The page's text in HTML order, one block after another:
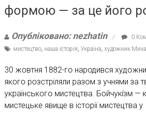
формою — за це його
Опубліковано: nezhatin
0
мистецтво, наша історія, Україна, художник
30 жовтня 1882-го народився
якого розстріляли разом з учнями за
українського мистецтва. Бойчукі́зм —
мистецьке явище в історії мистецтва у